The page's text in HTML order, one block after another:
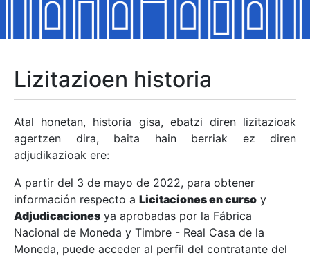
Erakutsi/Ezkutatu
Erakutsi/Ezkutatu
Erakutsi/Ezkutatu
Erakutsi/Ezkutatu
Erakutsi/Ezkutatu
Erakutsi/Ezkutatu
Lizitazioen historia
Atal honetan, historia gisa, ebatzi diren lizitazioak
agertzen dira, baita hain berriak ez diren
adjudikazioak ere:
A partir del 3 de mayo de 2022, para obtener
información respecto a Licitaciones en curso y
Adjudicaciones ya aprobadas por la Fábrica
Nacional de Moneda y Timbre - Real Casa de la
Moneda, puede acceder al perfil del contratante del